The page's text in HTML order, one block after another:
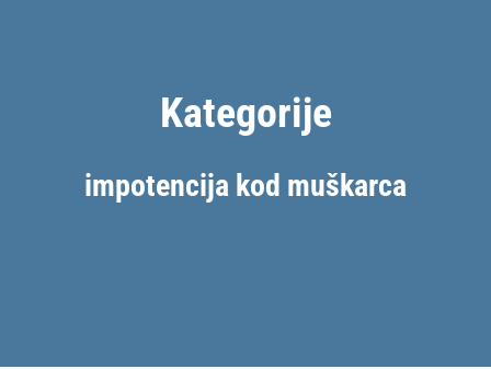
Kategorije
impotencija kod muškarca